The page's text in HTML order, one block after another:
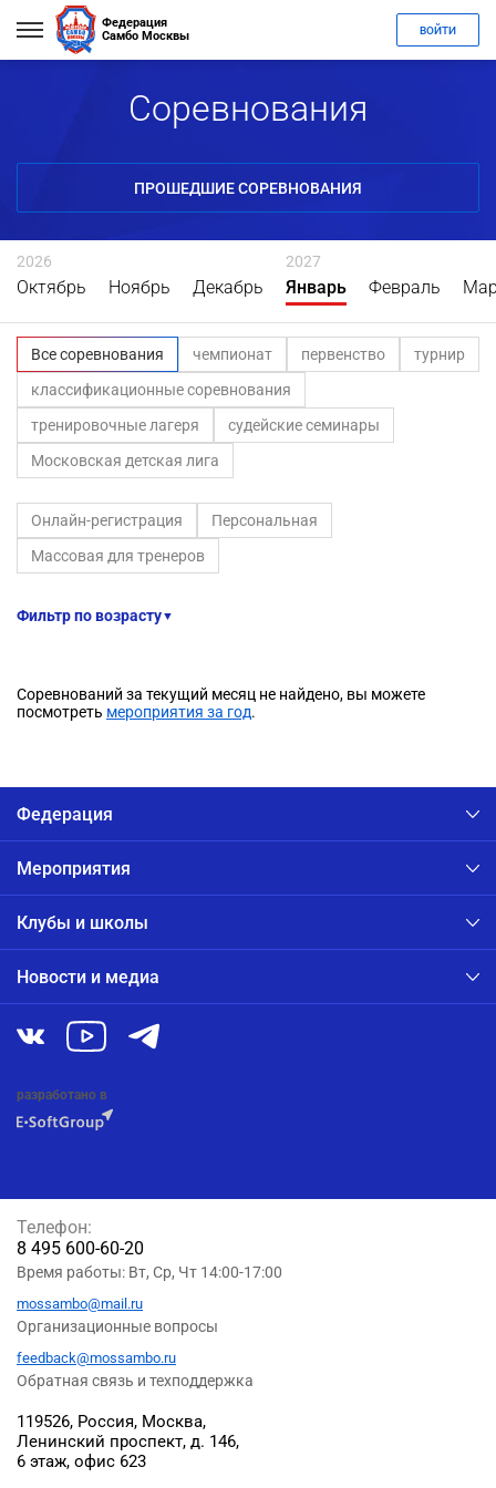
Федерация
Самбо Москвы
ВОЙТИ
Соревнования
ПРОШЕДШИЕ СОРЕВНОВАНИЯ
2026
Октябрь Ноябрь Декабрь
2027
Январь Февраль
Все соревнования чемпионат первенство
турнир
классификационные соревнования
тренировочные лагеря
судейские семинары
Московская детская лига
Онлайн-регистрация
Персональная
Массовая для тренеров
Фильтр по возрасту▼
Соревнований за текущий месяц не найдено, вы можете
посмотреть мероприятия за год.
Федерация
Мероприятия
Клубы и школы
Новости и медиа
разработано в
119526, Россия, Москва,
Ленинский проспект, д. 146,
6 этаж, офис 623
Телефон:
8 495 600-60-20
Время работы: Вт, Ср, Чт 14:00-17:00
mossambo@mail.ru
Организационные вопросы
feedback@mossambo.ru
Обратная связь и техподдержка